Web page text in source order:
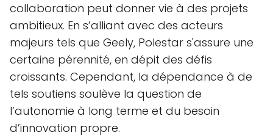
collaboration peut donner vie à des projets
ambitieux. En s’alliant avec des acteurs
majeurs tels que Geely, Polestar s'assure une
certaine pérennité, en dépit des défis
croissants. Cependant, la dépendance à de
tels soutiens soulève la question de
l’autonomie à long terme et du besoin
d’innovation propre.